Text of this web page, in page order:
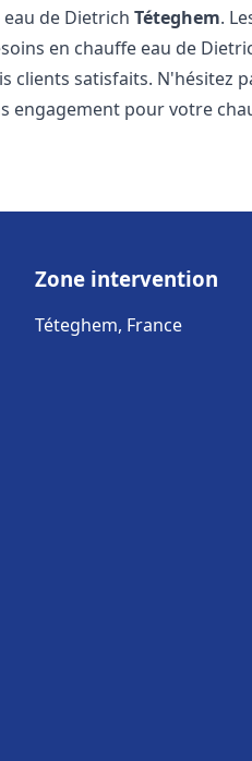
de DietrichTéteghem.
en chauffe eau de
clients satisfaits. N'hésitez
engagement pour votre
Zone intervention
Téteghem, France